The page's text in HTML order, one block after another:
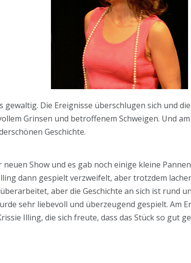
gewaltig. Die Ereignisse überschlugen sich und
Grinsen und betroffenem Schweigen. Und
Geschichte.
Show und es gab noch einige kleine
dann gespielt verzweifelt, aber trotzdem
aber die Geschichte an sich ist rund
sehr liebevoll und überzeugend gespielt. Am
Illing, die sich freute, dass das Stück so gut